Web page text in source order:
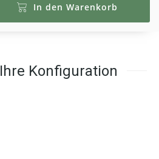
In den Warenkorb
Ihre Konfiguration